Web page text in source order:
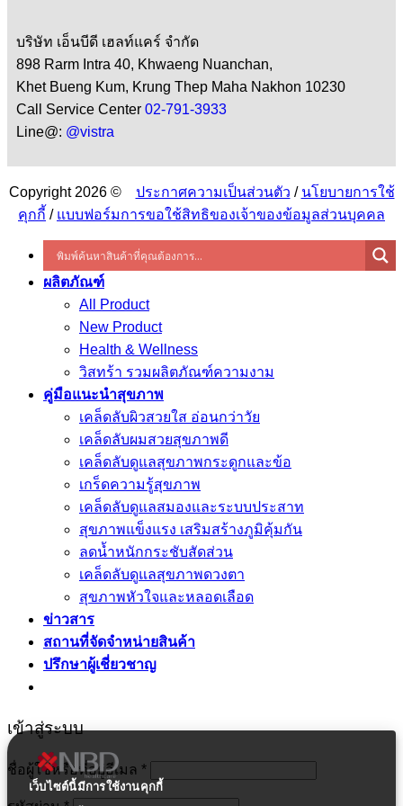
เว็บไซต์นี้มีการใช้งานคุกกี้
บริษัท เอ็นบีดี เฮลท์แคร์ จำกัด
898 Rarm Intra 40, Khwaeng Nuanchan,
Khet Bueng Kum, Krung Thep Maha Nakhon 10230
Call Service Center 02-791-3933
Line@: @vistra
Copyright 2026 © ประกาศความเป็นส่วนตัว / นโยบายการใช้
คุกกี้ / แบบฟอร์มการขอใช้สิทธิของเจ้าของข้อมูลส่วนบุคคล
ผลิตภัณฑ์
All Product
New Product
Health & Wellness
วิสทร้า รวมผลิตภัณฑ์ความงาม
คู่มือแนะนำสุขภาพ
เคล็ดลับผิวสวยใส อ่อนกว่าวัย
เคล็ดลับผมสวยสุขภาพดี
เคล็ดลับดูแลสุขภาพกระดูกและข้อ
เกร็ดความรู้สุขภาพ
เคล็ดลับดูแลสมองและระบบประสาท
สุขภาพแข็งแรง เสริมสร้างภูมิคุ้มกัน
ลดน้ำหนักกระชับสัดส่วน
เคล็ดลับดูแลสุขภาพดวงตา
สุขภาพหัวใจและหลอดเลือด
ข่าวสาร
สถานที่จัดจำหน่ายสินค้า
ปรึกษาผู้เชี่ยวชาญ
เข้าสู่ระบบ
ชื่อผู้ใช้หรือที่อยู่อีเมล *